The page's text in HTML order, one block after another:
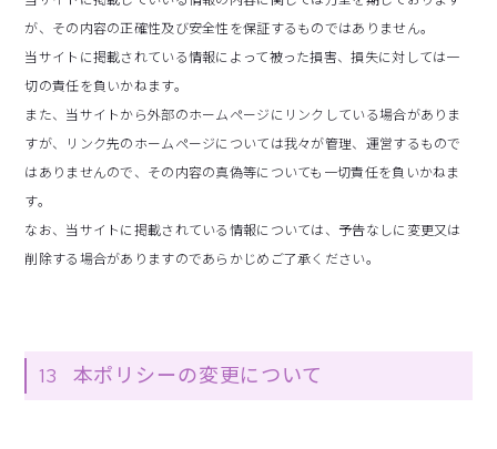
が、その内容の正確性及び安全性を保証するものではありません。
当サイトに掲載されている情報によって被った損害、損失に対しては一
切の責任を負いかねます。
また、当サイトから外部のホームページにリンクしている場合がありま
すが、リンク先のホームページについては我々が管理、運営するもので
はありませんので、その内容の真偽等についても一切責任を負いかねま
す。
なお、当サイトに掲載されている情報については、予告なしに変更又は
削除する場合がありますのであらかじめご了承ください。
13 本ポリシーの変更について